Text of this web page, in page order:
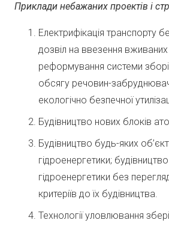
Приклади небажаних проектів і
Електрифікація транспорту
дозвіл на ввезення
реформування системи
обсягу речовин-
екологічно безпечної
Будівництво нових блоків
Будівництво будь-яких
гідроенергетики;
гідроенергетики без
критеріїв до їх будівництва.
Технології уловлювання